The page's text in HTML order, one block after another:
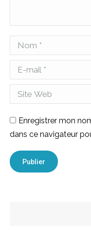
Nom *
E-mail *
Site Web
Enregistrer mon
dans ce navigateur
Publier